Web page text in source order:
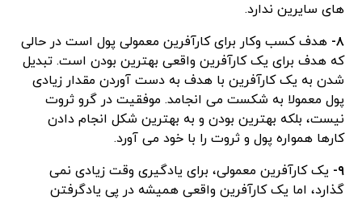
های سایرین ندارد.
۸- هدف کسب وکار برای کارآفرین معمولی پول است در حالی
که هدف برای یک کارآفرین واقعی بهترین بودن است. تبدیل
شدن به یک کارآفرین با هدف به دست آوردن مقدار زیادی
پول معمولا به شکست می انجامد. موفقیت در گرو ثروت
نیست، بلکه بهترین بودن و به بهترین شکل انجام دادن
کارها همواره پول و ثروت را با خود می آورد.
۹- یک کارآفرین معمولی، برای یادگیری وقت زیادی نمی
گذارد، اما یک کارآفرین واقعی همیشه در پی یادگرفتن